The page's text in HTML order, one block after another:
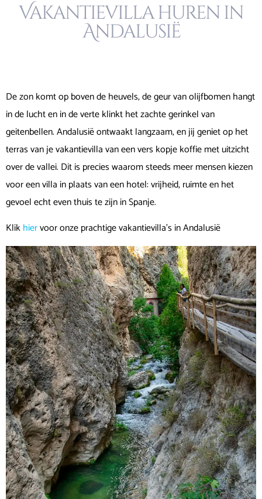
Vakantievilla huren in
Andalusië
De zon komt op boven de heuvels, de geur van olijfbomen hangt
in de lucht en in de verte klinkt het zachte gerinkel van
geitenbellen. Andalusië ontwaakt langzaam, en jij geniet op het
terras van je vakantievilla van een vers kopje koffie met uitzicht
over de vallei. Dit is precies waarom steeds meer mensen kiezen
voor een villa in plaats van een hotel: vrijheid, ruimte en het
gevoel echt even thuis te zijn in Spanje.
Klikhiervoor onze prachtige vakantievilla’s in Andalusië